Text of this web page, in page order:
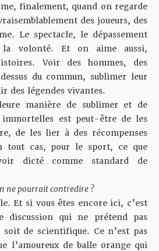
finalement, quand on regarde
des joueurs, des
Le spectacle, le dépassement
la volonté. Et on aime aussi,
Voir des hommes, des
du commun, sublimer leur
des légendes vivantes.
manière de sublimer et de
est peut-être de les
de les lier à des récompenses
tout cas, pour le sport, ce que
dicté comme standard de
ne pourrait contredire ?
Et si vous êtes encore ici, c’est
discussion qui ne prétend pas
de scientifique. Ce n’est pas
l’amoureux de balle orange qui